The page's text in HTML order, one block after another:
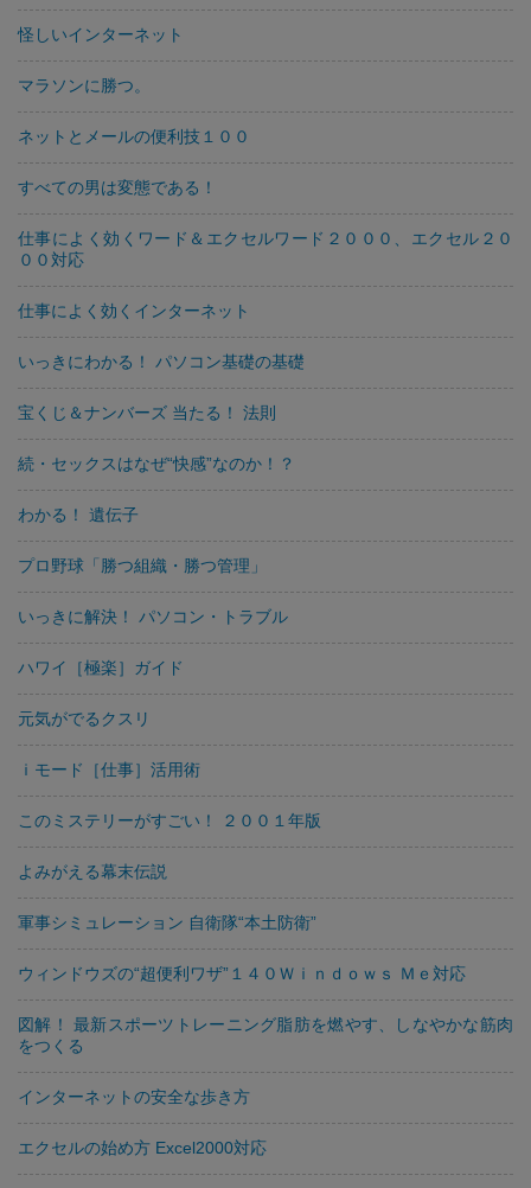
怪しいインターネット
マラソンに勝つ。
ネットとメールの便利技１００
すべての男は変態である！
仕事によく効くワード＆エクセルワード２０００、エクセル２０
００対応
仕事によく効くインターネット
いっきにわかる！ パソコン基礎の基礎
宝くじ＆ナンバーズ 当たる！ 法則
続・セックスはなぜ“快感”なのか！？
わかる！ 遺伝子
プロ野球「勝つ組織・勝つ管理」
いっきに解決！ パソコン・トラブル
ハワイ［極楽］ガイド
元気がでるクスリ
ｉモード［仕事］活用術
このミステリーがすごい！ ２００１年版
よみがえる幕末伝説
軍事シミュレーション 自衛隊“本土防衛”
ウィンドウズの“超便利ワザ”１４０Ｗｉｎｄｏｗｓ Ｍｅ対応
図解！ 最新スポーツトレーニング脂肪を燃やす、しなやかな筋肉
をつくる
インターネットの安全な歩き方
エクセルの始め方 Excel2000対応